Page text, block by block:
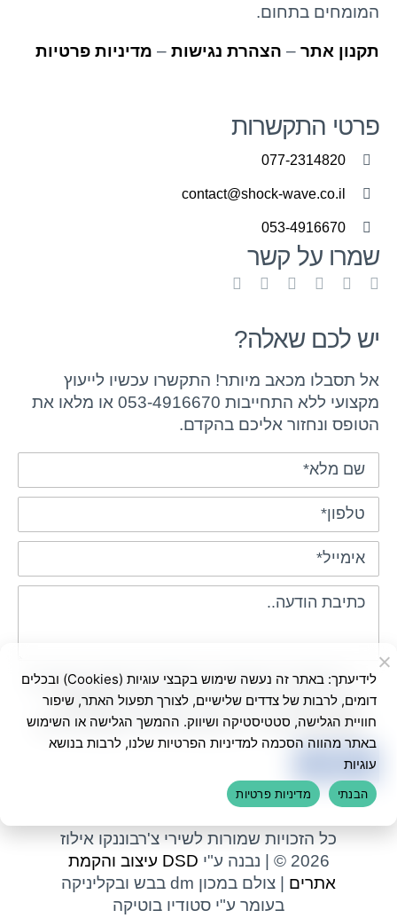
המומחים בתחום.
תקנון אתר– הצהרת נגישות– מדיניות פרטיות
פרטי התקשרות
077-2314820
contact@shock-wave.co.il
053-4916670
שמרו על קשר
יש לכם שאלה?
אל תסבלו מכאב מיותר! התקשרו עכשיו לייעוץ
מקצועי ללא התחייבות 053-4916670 או מלאו את
הטופס ונחזור אליכם בהקדם.
בשליחת הטופס אני מאשר/ת שימוש בפרטים
ליצירת קשר ולדיוור ישיר, בהתאם ל-מדיניות
הפרטיותבאתר. ניתן לבטל את הרישום בכל עת
כל הזכויות שמורות לשירי צ'רבוננקו אילוז
2026 © | נבנה ע"י
DSD עיצוב והקמת
אתרים
| צולם במכון dm בבש ובקליניקה
בעומר ע"י סטודיו בוטיקה
לידיעתך: באתר זה נעשה שימוש בקבצי עוגיות (Cookies) ובכלים
דומים, לרבות של צדדים שלישיים, לצורך תפעול האתר, שיפור
חוויית הגלישה, סטטיסטיקה ושיווק. ההמשך הגלישה או השימוש
באתר מהווה הסכמה למדיניות הפרטיות שלנו, לרבות בנושא
עוגיות
הבנתי מדיניות פרטיות